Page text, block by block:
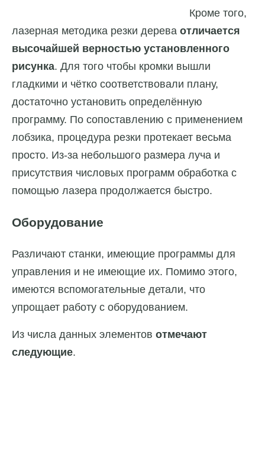
Кроме того,
лазерная методика резки дерева отличается
высочайшей верностью установленного
рисунка. Для того чтобы кромки вышли
гладкими и чётко соответствовали плану,
достаточно установить определённую
программу. По сопоставлению с применением
лобзика, процедура резки протекает весьма
просто. Из-за небольшого размера луча и
присутствия числовых программ обработка с
помощью лазера продолжается быстро.
Оборудование
Различают станки, имеющие программы для
управления и не имеющие их. Помимо этого,
имеются вспомогательные детали, что
упрощает работу с оборудованием.
Из числа данных элементов отмечают
следующие.